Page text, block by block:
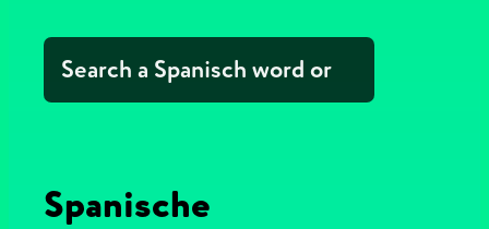
Spanische